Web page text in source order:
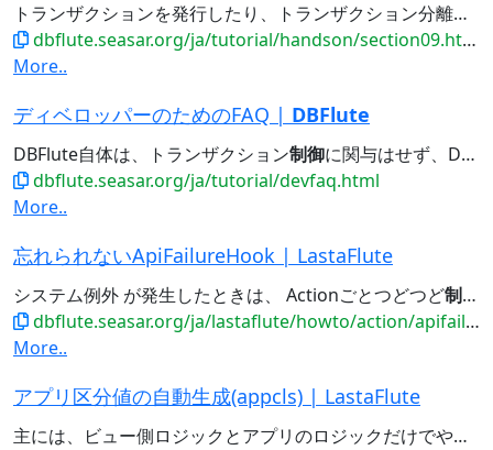
トランザクションを発行したり、トランザクション分離レベルを
dbflute.seasar.org/ja/tutorial/handson/section09.html
More..
ディベロッパーのためのFAQ | DBFlute
DBFlute自体は、トランザクション制御に関与はせず、DIコンテナなど連携するフレームワークに任せています。...
dbflute.seasar.org/ja/tutorial/devfaq.html
More..
忘れられないApiFailureHook | LastaFlute
システム例外 が発生したときは、 Actionごとつどつど制御
dbflute.seasar.org/ja/lastaflute/howto/action/apifailure.html
More..
アプリ区分値の自動生成(appcls) | LastaFlute
主には、ビュー側ロジックとアプリのロジックだけでやり取りして